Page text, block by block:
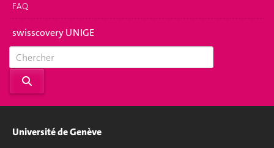
FAQ
swisscovery UNIGE
Université de Genève